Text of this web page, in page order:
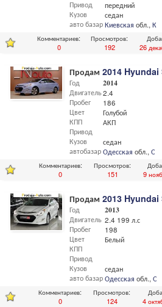
Привод
Кузов
авто базар
передний
седан
Киевская обл.,Киев
Комментариев:
0
Просмотров:
192
26
Продам 2014 Hyundai
Год
Двигатель
Пробег
Цвет
КПП
Привод
Кузов
автобазар
2014
2.4
186
Голубой
АКП
седан
Одесская обл.,
Комментариев:
0
Просмотров:
151
9
Продам 2013 Hyundai
Год
Двигатель
Пробег
Цвет
КПП
Привод
Кузов
авто базар
2013
2.4 199 л.с
198
Белый
седан
Одесская обл.,
Комментариев:
0
Просмотров:
124
4